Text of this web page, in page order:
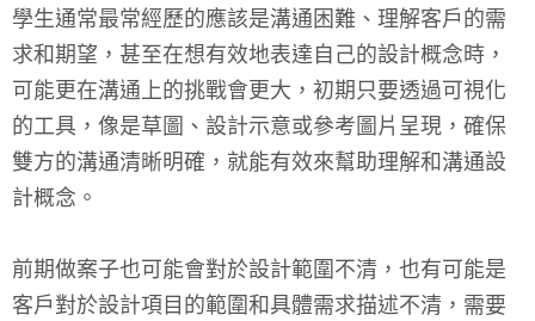
學生通常最常經歷的應該是溝通困難、理解客戶的需
求和期望，甚至在想有效地表達自己的設計概念時，
可能更在溝通上的挑戰會更大，初期只要透過可視化
的工具，像是草圖、設計示意或參考圖片呈現，確保
雙方的溝通清晰明確，就能有效來幫助理解和溝通設
計概念。
前期做案子也可能會對於設計範圍不清，也有可能是
客戶對於設計項目的範圍和具體需求描述不清，需要